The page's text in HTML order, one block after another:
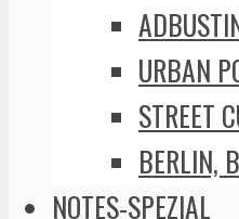
URBAN
STREET
BERLIN,
NOTES-SPEZIAL